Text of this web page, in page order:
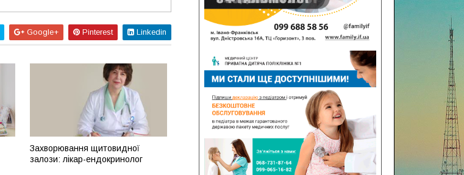
Google+ Pinterest Linkedin
Захворювання щитовидної
залози: лікар-ендокринолог